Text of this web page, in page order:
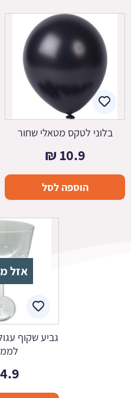
בלוני לטקס מטאלי שחור
10.9
₪
הוספה לסל
אזל
גביע שקוף